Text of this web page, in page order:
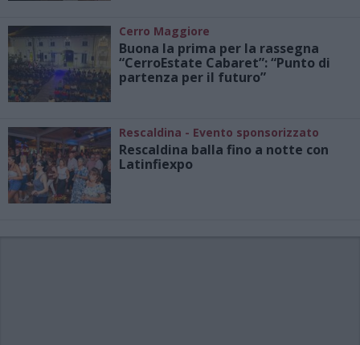
Cerro Maggiore
Buona la prima per la rassegna
“CerroEstate Cabaret”: “Punto di
partenza per il futuro”
Rescaldina - Evento sponsorizzato
Rescaldina balla fino a notte con
Latinfiexpo